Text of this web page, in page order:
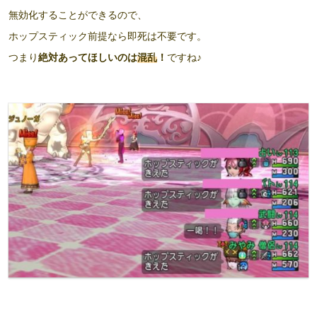
無効化することができるので、
ホップスティック前提なら即死は不要です。
つまり絶対あってほしいのは混乱 ！ ですね♪